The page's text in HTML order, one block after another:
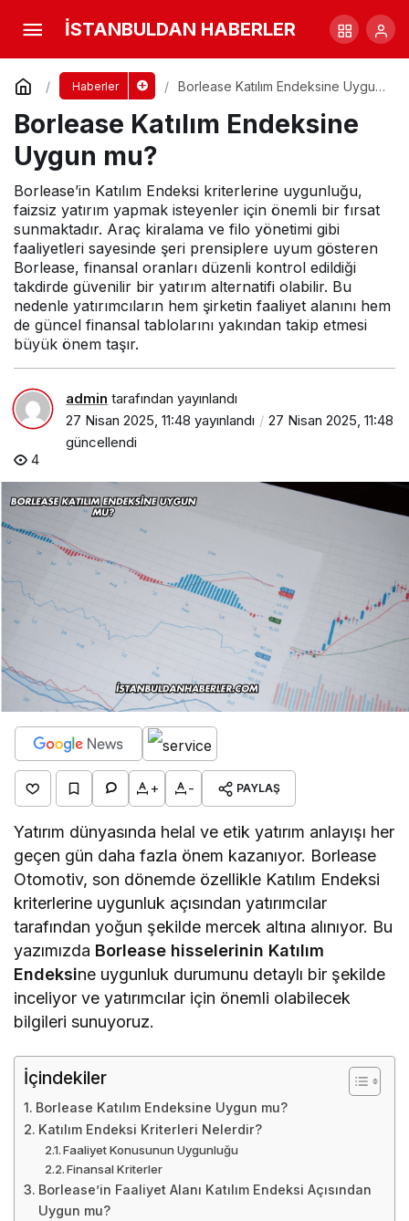
İSTANBULDAN HABERLER
Haberler
Borlease Katılım Endeksine Uygun
Borlease Katılım Endeksine
Uygun mu?
Borlease’in Katılım Endeksi kriterlerine uygunluğu,
faizsiz yatırım yapmak isteyenler için önemli bir fırsat
sunmaktadır. Araç kiralama ve filo yönetimi gibi
faaliyetleri sayesinde şeri prensiplere uyum gösteren
Borlease, finansal oranları düzenli kontrol edildiği
takdirde güvenilir bir yatırım alternatifi olabilir. Bu
nedenle yatırımcıların hem şirketin faaliyet alanını hem
de güncel finansal tablolarını yakından takip etmesi
büyük önem taşır.
admin tarafından yayınlandı
27 Nisan 2025, 11:48 yayınlandı
27 Nisan 2025, 11:48
güncellendi
4
+ - PAYLAŞ
Yatırım dünyasında helal ve etik yatırım anlayışı her
geçen gün daha fazla önem kazanıyor. Borlease
Otomotiv, son dönemde özellikle Katılım Endeksi
kriterlerine uygunluk açısından yatırımcılar
tarafından yoğun şekilde mercek altına alınıyor. Bu
yazımızda Borlease hisselerinin Katılım
Endeksine uygunluk durumunu detaylı bir şekilde
inceliyor ve yatırımcılar için önemli olabilecek
bilgileri sunuyoruz.
İçindekiler
Borlease Katılım Endeksine Uygun mu?
Katılım Endeksi Kriterleri Nelerdir?
Faaliyet Konusunun Uygunluğu
Finansal Kriterler
Borlease’in Faaliyet Alanı Katılım Endeksi Açısından
Uygun mu?
Ofis Yem Katılım Endeksine Uygun mu?
Yorum Yap Paylaş